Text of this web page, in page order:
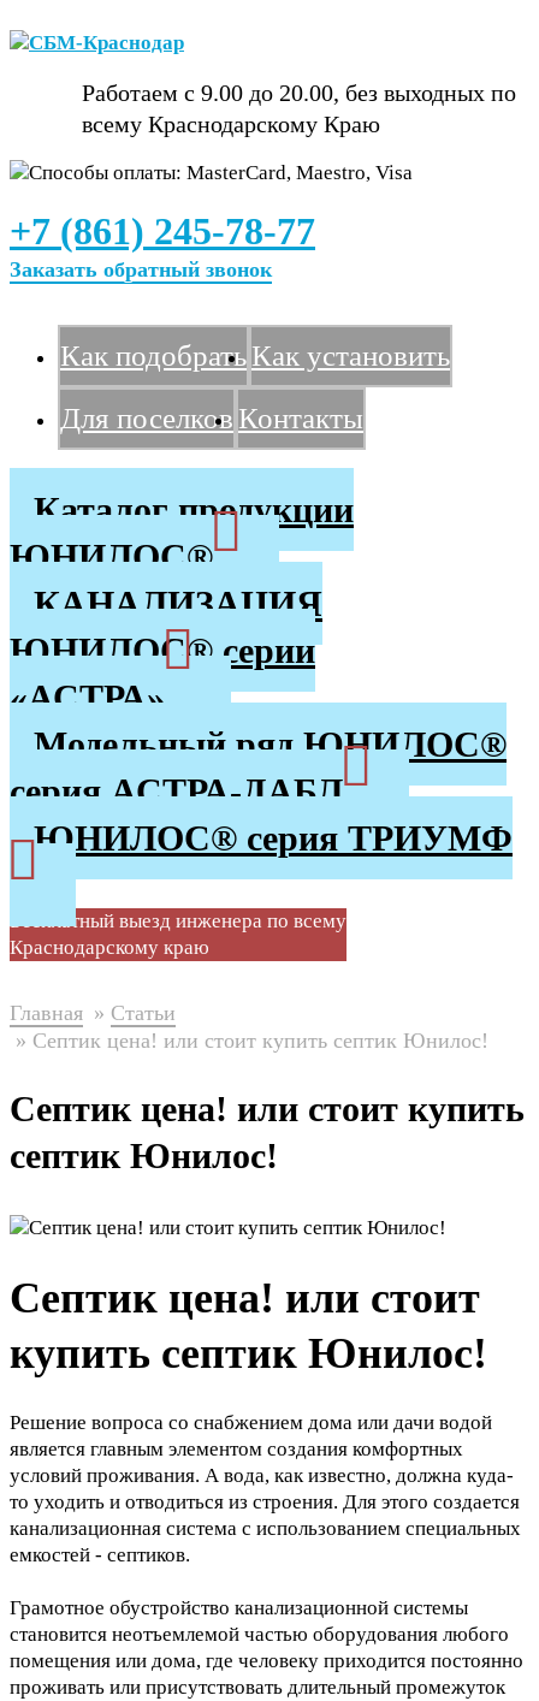
Работаем с 9.00 до 20.00, без выходных по
всему Краснодарскому Краю
+7 (861) 245-78-77
Заказать обратный звонок
Как подобратьКак установить
Для поселков Контакты
Каталог продукции
ЮНИЛОС®
КАНАЛИЗАЦИЯ
ЮНИЛОС® серии
«АСТРА»
Модельный ряд ЮНИЛОС®
серия АСТРА-ДАБЛ
ЮНИЛОС® серия ТРИУМФ
Бесплатный выезд инженера по всему
Краснодарскому краю
Главная
Статьи
Септик цена! или стоит купить септик Юнилос!
Септик цена! или стоит купить
септик Юнилос!
Септик цена! или стоит
купить септик Юнилос!
Решение вопроса со снабжением дома или дачи водой
является главным элементом создания комфортных
условий проживания. А вода, как известно, должна куда-
то уходить и отводиться из строения. Для этого создается
канализационная система с использованием специальных
емкостей - септиков.
Грамотное обустройство канализационной системы
становится неотъемлемой частью оборудования любого
помещения или дома, где человеку приходится постоянно
проживать или присутствовать длительный промежуток